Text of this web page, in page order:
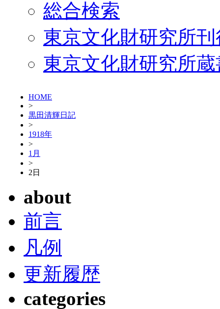
総合検索
東京文化財研究所
東京文化財研究所
HOME
>
黒田清輝日記
>
1918年
>
1月
>
2日
about
前言
凡例
更新履歴
categories